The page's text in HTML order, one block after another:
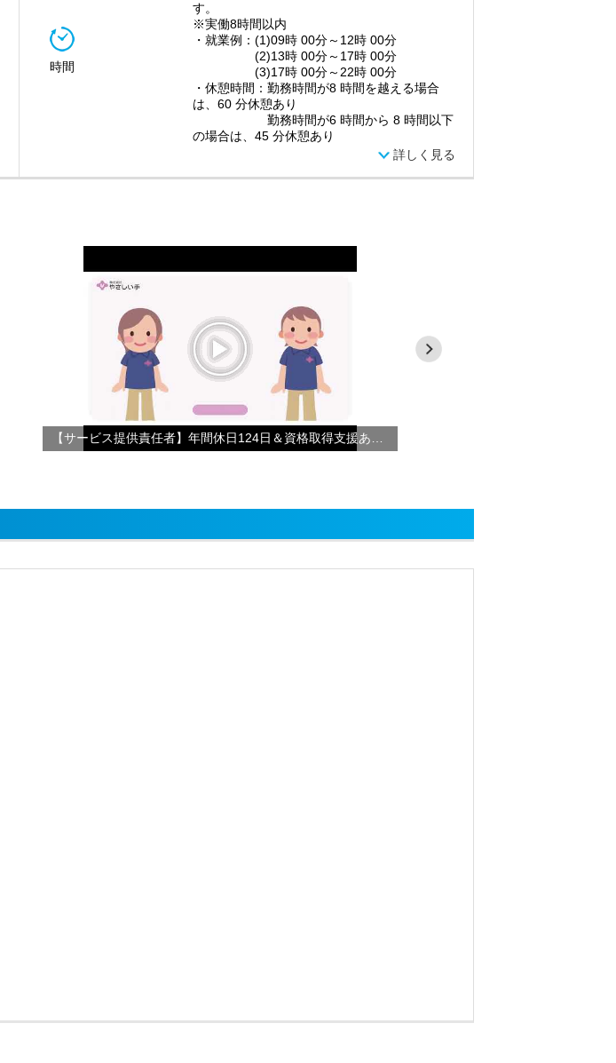
時間
す。
※実働8時間以内
・就業例：(1)09時 00分～12時 00分
(2)13時 00分～17時 00分
(3)17時 00分～22時 00分
・休憩時間：勤務時間が8 時間を越える場合
は、60 分休憩あり
勤務時間が6 時間から 8 時間以下
の場合は、45 分休憩あり
詳しく見る